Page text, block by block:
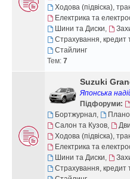
Ходова (підвіска),
Електрика та
Шини та Диски,
Страхування, кредит
Стайлинг
Тем: 7
Suzuki
Японська
Підфоруми:
Бортжурнал,
Салон та Кузов,
Ходова (підвіска),
Електрика та
Шини та Диски,
Страхування, кредит